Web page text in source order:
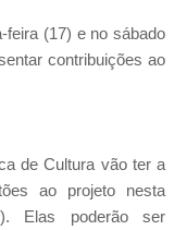
feira (17) e no sábado
contribuições ao
de Cultura vão ter a
ao projeto nesta
Elas poderão ser